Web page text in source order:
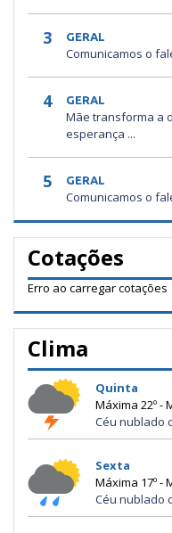
3 GERAL
Comunicamos o
4 GERAL
Mãe transforma a
esperança ...
5 GERAL
Comunicamos o
Cotações
Erro ao carregar cotações
Clima
Quinta
Máxima 22º -
Céu nublado
Sexta
Máxima 17º -
Céu nublado